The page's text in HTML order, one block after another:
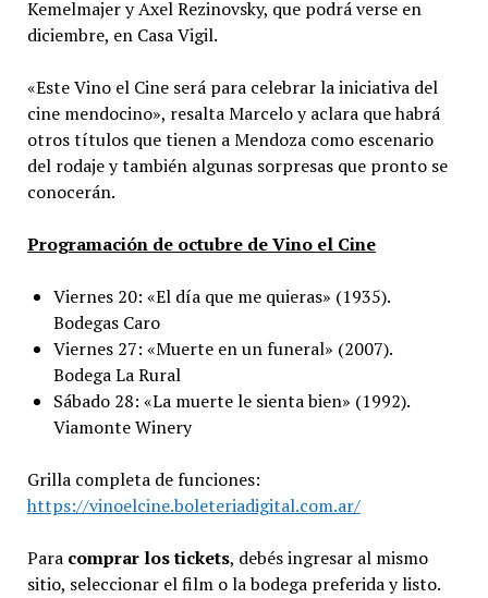
Kemelmajer y Axel Rezinovsky, que podrá verse en
diciembre, en Casa Vigil.
«Este Vino el Cine será para celebrar la iniciativa del
cine mendocino», resalta Marcelo y aclara que habrá
otros títulos que tienen a Mendoza como escenario
del rodaje y también algunas sorpresas que pronto se
conocerán.
Programación de octubre de Vino el Cine
Viernes 20: «El día que me quieras» (1935).
Bodegas Caro
Viernes 27: «Muerte en un funeral» (2007).
Bodega La Rural
Sábado 28: «La muerte le sienta bien» (1992).
Viamonte Winery
Grilla completa de funciones:
https://vinoelcine.boleteriadigital.com.ar/
Paracomprar los tickets, debés ingresar al mismo
sitio, seleccionar el film o la bodega preferida y listo.